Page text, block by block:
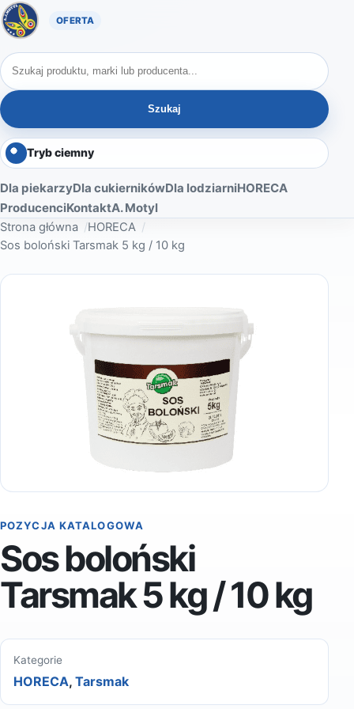
Oferta A. Motyl
Szukaj produktów
Szukaj
Tryb ciemny
Dla piekarzyDla cukiernikówDla lodziarniHORECA
ProducenciKontaktA. Motyl
Strona główna
HORECA
Sos boloński Tarsmak 5 kg / 10 kg
POZYCJA KATALOGOWA
Sos boloński
Tarsmak 5 kg / 10 kg
Kategorie
HORECA, Tarsmak